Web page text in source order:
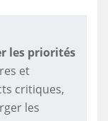
les priorités
et
critiques,
les